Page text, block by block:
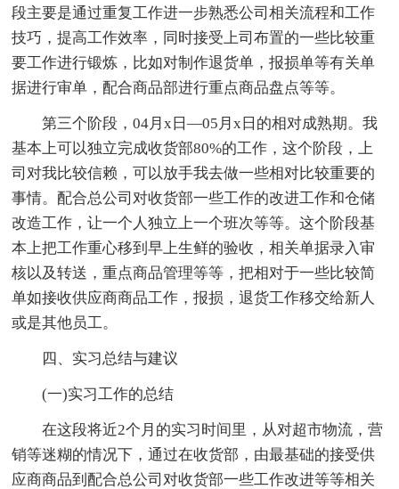
段主要是通过重复工作进一步熟悉公司相关流程和工作
技巧，提高工作效率，同时接受上司布置的一些比较重
要工作进行锻炼，比如对制作退货单，报损单等有关单
据进行审单，配合商品部进行重点商品盘点等等。
第三个阶段，04月x日—05月x日的相对成熟期。我
基本上可以独立完成收货部80%的工作，这个阶段，上
司对我比较信赖，可以放手我去做一些相对比较重要的
事情。配合总公司对收货部一些工作的改进工作和仓储
改造工作，让一个人独立上一个班次等等。这个阶段基
本上把工作重心移到早上生鲜的验收，相关单据录入审
核以及转送，重点商品管理等等，把相对于一些比较简
单如接收供应商商品工作，报损，退货工作移交给新人
或是其他员工。
四、实习总结与建议
(一)实习工作的总结
在这段将近2个月的实习时间里，从对超市物流，营
销等迷糊的情况下，通过在收货部，由最基础的接受供
应商商品到配合总公司对收货部一些工作改进等等相关